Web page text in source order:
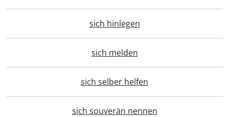
sich hinlegen
sich melden
sich selber helfen
sich souverän nennen